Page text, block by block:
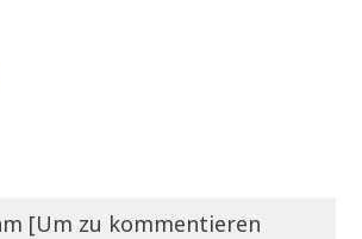
[Um zu kommentieren